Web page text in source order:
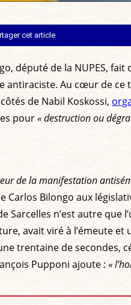
cet article
député de la NUPES,
antiraciste. Au cœur de
de Nabil Koskossi,
pour« destruction ou
de la manifestation
Bilongo aux
n’est autre que
avait viré à l’émeute et
trentaine de
Pupponi ajoute : «